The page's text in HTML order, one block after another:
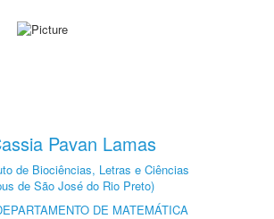
Pavan Lamas
de Biociências, Letras e Ciências
de São José do Rio Preto)
DE MATEMÁTICA